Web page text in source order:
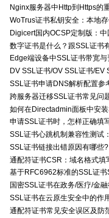
Nginx服务器中Http到Https的
WoTrus证书私钥安全：本地
Digicert国内OCSP定制版：
数字证书是什么？跟SSL证书
Edge端设备中SSL证书带宽
DV SSL证书/OV SSL证书/EV
SSL证书申请DNS解析配置参
如何在Directadmin面板中安
申请SSL证书时，怎样正确填
SSL证书心跳机制兼容性测试
SSL证书链接出错原因有哪些?
通配符证书CSR：域名格式填
基于RFC6962标准的SSL证
国密SSL证书在政务/医疗/金
SSL证书在云原生安全中的作
通配符证书常见安全误区及防